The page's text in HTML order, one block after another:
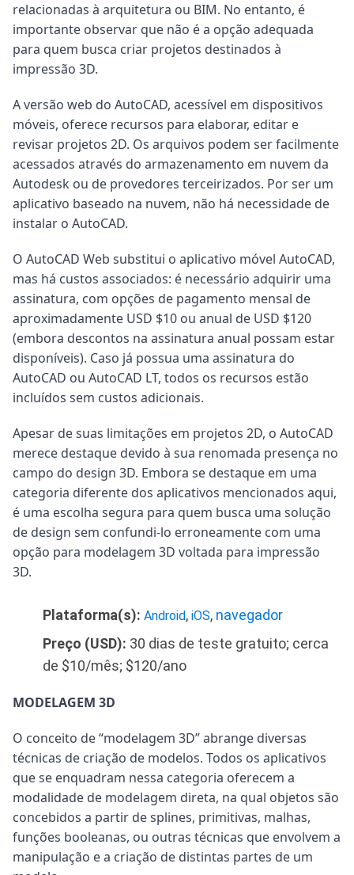
relacionadas à arquitetura ou BIM. No entanto, é
importante observar que não é a opção adequada
para quem busca criar projetos destinados à
impressão 3D.
A versão web do AutoCAD, acessível em dispositivos
móveis, oferece recursos para elaborar, editar e
revisar projetos 2D. Os arquivos podem ser facilmente
acessados através do armazenamento em nuvem da
Autodesk ou de provedores terceirizados. Por ser um
aplicativo baseado na nuvem, não há necessidade de
instalar o AutoCAD.
O AutoCAD Web substitui o aplicativo móvel AutoCAD,
mas há custos associados: é necessário adquirir uma
assinatura, com opções de pagamento mensal de
aproximadamente USD $10 ou anual de USD $120
(embora descontos na assinatura anual possam estar
disponíveis). Caso já possua uma assinatura do
AutoCAD ou AutoCAD LT, todos os recursos estão
incluídos sem custos adicionais.
Apesar de suas limitações em projetos 2D, o AutoCAD
merece destaque devido à sua renomada presença no
campo do design 3D. Embora se destaque em uma
categoria diferente dos aplicativos mencionados aqui,
é uma escolha segura para quem busca uma solução
de design sem confundi-lo erroneamente com uma
opção para modelagem 3D voltada para impressão
3D.
Plataforma(s): Android, iOS, navegador
Preço (USD): 30 dias de teste gratuito; cerca
de $10/mês; $120/ano
MODELAGEM 3D
O conceito de “modelagem 3D” abrange diversas
técnicas de criação de modelos. Todos os aplicativos
que se enquadram nessa categoria oferecem a
modalidade de modelagem direta, na qual objetos são
concebidos a partir de splines, primitivas, malhas,
funções booleanas, ou outras técnicas que envolvem a
manipulação e a criação de distintas partes de um